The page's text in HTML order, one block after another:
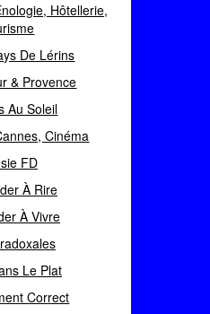
Hôtellerie,
De Lérins
& Provence
Au Soleil
Cinéma
FD
À Rire
À Vivre
Le Plat
Correct